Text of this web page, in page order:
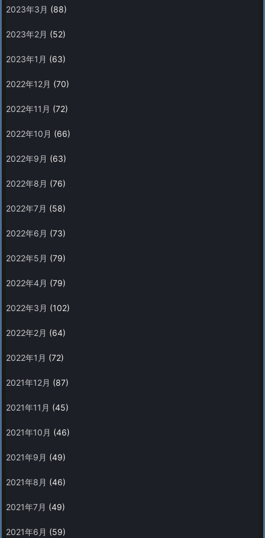
2023年3月 (88)
2023年2月 (52)
2023年1月 (63)
2022年12月 (70)
2022年11月 (72)
2022年10月 (66)
2022年9月 (63)
2022年8月 (76)
2022年7月 (58)
2022年6月 (73)
2022年5月 (79)
2022年4月 (79)
2022年3月 (102)
2022年2月 (64)
2022年1月 (72)
2021年12月 (87)
2021年11月 (45)
2021年10月 (46)
2021年9月 (49)
2021年8月 (46)
2021年7月 (49)
2021年6月 (59)